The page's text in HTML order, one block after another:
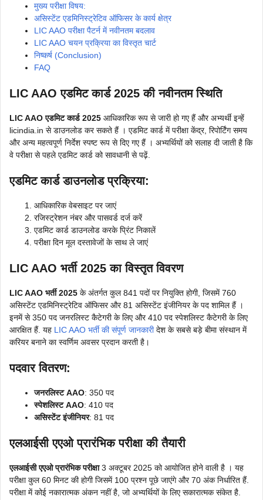
मुख्य परीक्षा विषय:
असिस्टेंट एडमिनिस्ट्रेटिव ऑफिसर के कार्य क्षेत्र
LIC AAO परीक्षा पैटर्न में नवीनतम बदलाव
LIC AAO चयन प्रक्रिया का विस्तृत चार्ट
निष्कर्ष (Conclusion)
FAQ
LIC AAO एडमिट कार्ड 2025 की नवीनतम स्थिति
LIC AAO एडमिट कार्ड 2025 आधिकारिक रूप से जारी हो गए हैं और अभ्यर्थी इन्हें
licindia.in से डाउनलोड कर सकते हैं । एडमिट कार्ड में परीक्षा केंद्र, रिपोर्टिंग समय
और अन्य महत्वपूर्ण निर्देश स्पष्ट रूप से दिए गए हैं । अभ्यर्थियों को सलाह दी जाती है कि
वे परीक्षा से पहले एडमिट कार्ड को सावधानी से पढ़ें.
एडमिट कार्ड डाउनलोड प्रक्रिया:
आधिकारिक वेबसाइट पर जाएं
रजिस्ट्रेशन नंबर और पासवर्ड दर्ज करें
एडमिट कार्ड डाउनलोड करके प्रिंट निकालें
परीक्षा दिन मूल दस्तावेजों के साथ ले जाएं
LIC AAO भर्ती 2025 का विस्तृत विवरण
LIC AAO भर्ती 2025 के अंतर्गत कुल 841 पदों पर नियुक्ति होगी, जिसमें 760
असिस्टेंट एडमिनिस्ट्रेटिव ऑफिसर और 81 असिस्टेंट इंजीनियर के पद शामिल हैं ।
इनमें से 350 पद जनरलिस्ट कैटेगरी के लिए और 410 पद स्पेशलिस्ट कैटेगरी के लिए
आरक्षित हैं. यह LIC AAO भर्ती की संपूर्ण जानकारीदेश के सबसे बड़े बीमा संस्थान में
करियर बनाने का स्वर्णिम अवसर प्रदान करती है।
पदवार वितरण:
जनरलिस्ट AAO: 350 पद
स्पेशलिस्ट AAO: 410 पद
असिस्टेंट इंजीनियर: 81 पद
एलआईसी एएओ प्रारंभिक परीक्षा की तैयारी
एलआईसी एएओ प्रारंभिक परीक्षा3 अक्टूबर 2025 को आयोजित होने वाली है । यह
परीक्षा कुल 60 मिनट की होगी जिसमें 100 प्रश्न पूछे जाएंगे और 70 अंक निर्धारित हैं.
परीक्षा में कोई नकारात्मक अंकन नहीं है, जो अभ्यर्थियों के लिए सकारात्मक संकेत है.